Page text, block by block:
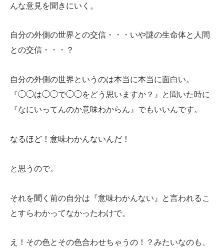
んな意見を聞きにいく。
自分の外側の世界との交信・・・いや謎の生命体と人間
との交信・・・？
自分の外側の世界というのは本当に本当に面白い。
『◯◯は◯◯で◯◯をどう思いますか？』と聞いた時に
『なにいってんのか意味わからん』でもいいんです。
なるほど！意味わかんないんだ！
と思うので。
それを聞く前の自分は『意味わかんない』と言われるこ
とすらわかってなかったわけで。
え！その色とその色合わせちゃうの！？みたいなのも、